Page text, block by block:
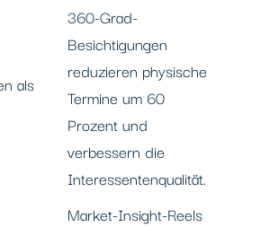
als
360-Grad-
Besichtigungen
reduzieren physische
Termine um 60
Prozent und
verbessern die
Interessentenqualität.
Market-Insight-Reels